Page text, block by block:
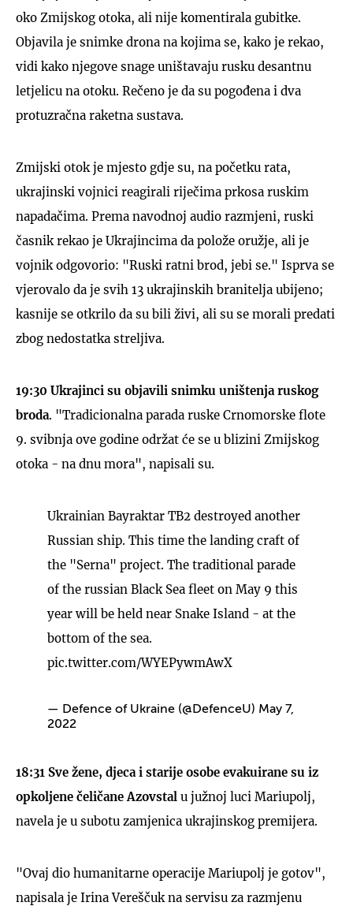
oko Zmijskog otoka, ali nije komentirala gubitke.
Objavila je snimke drona na kojima se, kako je rekao,
vidi kako njegove snage uništavaju rusku desantnu
letjelicu na otoku. Rečeno je da su pogođena i dva
protuzračna raketna sustava.
Zmijski otok je mjesto gdje su, na početku rata,
ukrajinski vojnici reagirali riječima prkosa ruskim
napadačima. Prema navodnoj audio razmjeni, ruski
časnik rekao je Ukrajincima da polože oružje, ali je
vojnik odgovorio: "Ruski ratni brod, jebi se." Isprva se
vjerovalo da je svih 13 ukrajinskih branitelja ubijeno;
kasnije se otkrilo da su bili živi, ​​ali su se morali predati
zbog nedostatka streljiva.
19:30 Ukrajinci su objavili snimku uništenja ruskog
broda. "Tradicionalna parada ruske Crnomorske flote
9. svibnja ove godine održat će se u blizini Zmijskog
otoka - na dnu mora", napisali su.
Ukrainian Bayraktar TB2 destroyed another
Russian ship. This time the landing craft of
the "Serna" project. The traditional parade
of the russian Black Sea fleet on May 9 this
year will be held near Snake Island - at the
bottom of the sea.
pic.twitter.com/WYEPywmAwX
— Defence of Ukraine (@DefenceU) May 7,
2022
18:31 Sve žene, djeca i starije osobe evakuirane su iz
opkoljene čeličane Azovstal u južnoj luci Mariupolj,
navela je u subotu zamjenica ukrajinskog premijera.
"Ovaj dio humanitarne operacije Mariupolj je gotov",
napisala je Irina Vereščuk na servisu za razmjenu